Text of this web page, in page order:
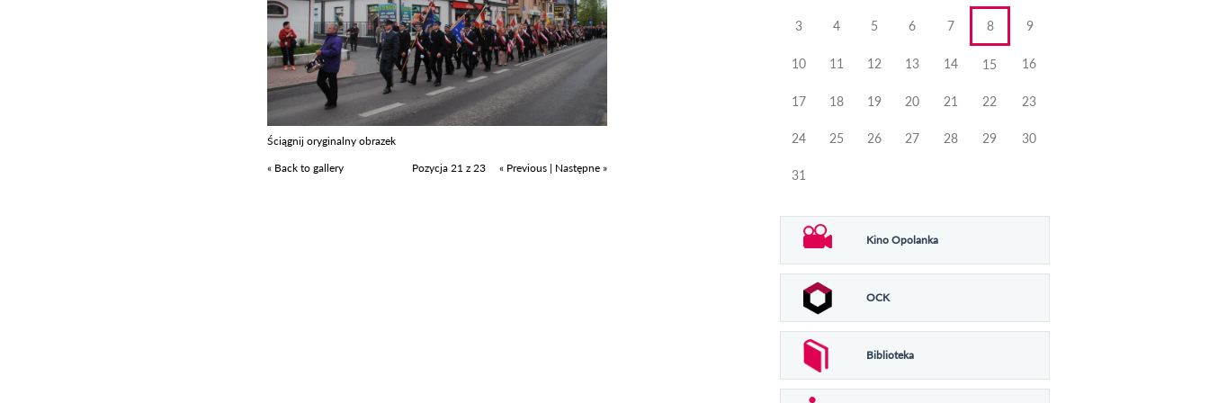
Ściągnij oryginalny obrazek
« Back to gallery
Pozycja 21 z 23 « Previous | Następne »
3 4 5 6 7 8 9
10 11 12 13 14 15 16
17 18 19 20 21 22 23
24 25 26 27 28 29 30
31
Kino Opolanka
OCK
Biblioteka